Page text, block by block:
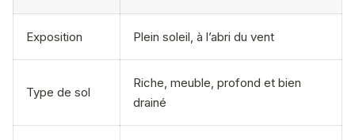
Exposition Plein soleil, à l’abri du vent
Type de sol
Riche, meuble, profond et bien
drainé